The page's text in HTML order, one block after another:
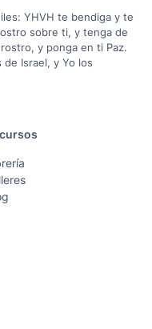
YHVH te bendiga y te
sobre ti, y tenga de
y ponga en ti Paz.
Israel, y Yo los